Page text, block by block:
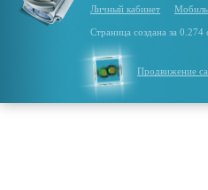
Личный кабинет
Страница создана за
Продвижение